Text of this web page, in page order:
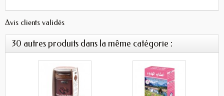
Avis clients validés
30 autres produits dans la même catégorie :